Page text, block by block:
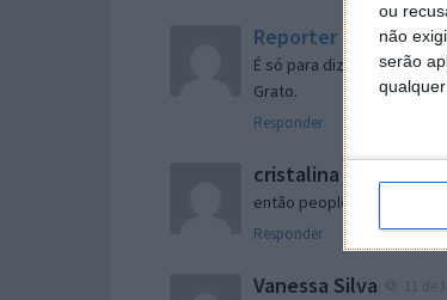
ou
não
serão
Reporter 7 de
É só para dizer que ainda
Grato.
Responder
cristalina
então people
Responder
Vanessa Silva